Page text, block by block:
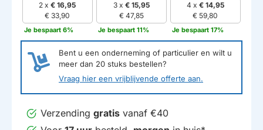
2 x€ 16,95
€ 33,90
Je bespaart 6%
3 x € 15,95
€ 47,85
Je bespaart 11%
4 x € 14,95
€ 59,80
Je bespaart 17%
Bent u een onderneming of particulier en wilt u
meer dan 20 stuks bestellen?
Vraag hier een vrijblijvende offerte aan.
Verzending gratis vanaf €40